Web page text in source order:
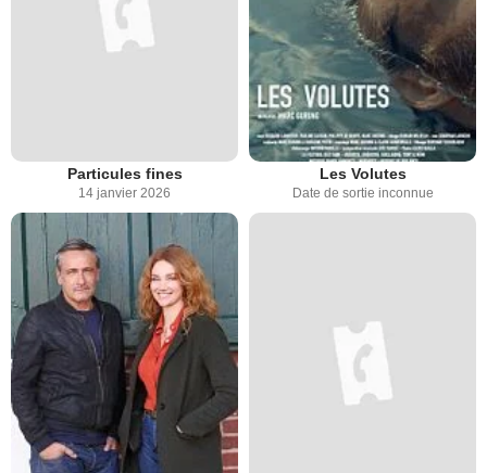
Particules fines
14 janvier 2026
Les Volutes
Date de sortie inconnue